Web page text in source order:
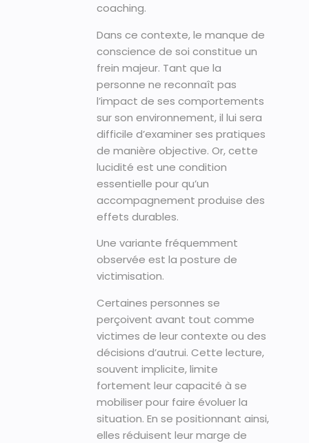
coaching.
Dans ce contexte, le manque de
conscience de soi constitue un
frein majeur. Tant que la
personne ne reconnaît pas
l’impact de ses comportements
sur son environnement, il lui sera
difficile d’examiner ses pratiques
de manière objective. Or, cette
lucidité est une condition
essentielle pour qu’un
accompagnement produise des
effets durables.
Une variante fréquemment
observée est la posture de
victimisation.
Certaines personnes se
perçoivent avant tout comme
victimes de leur contexte ou des
décisions d’autrui. Cette lecture,
souvent implicite, limite
fortement leur capacité à se
mobiliser pour faire évoluer la
situation. En se positionnant ainsi,
elles réduisent leur marge de